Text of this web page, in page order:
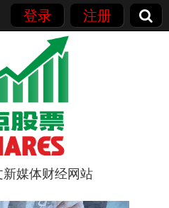
登录 注册
媒体财经网站